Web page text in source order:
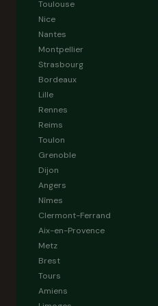
Toulouse
Nice
Nantes
Montpellier
Strasbourg
Bordeaux
Lille
Rennes
Reims
Toulon
Grenoble
Dijon
Angers
Nîmes
Clermont-Ferrand
Aix-en-Provence
Metz
Brest
Tours
Amiens